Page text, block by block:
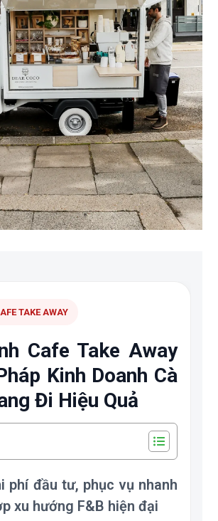
TAKE AWAY
Cafe Take Away
Kinh Doanh Cà
Đi Hiệu Quả
phí đầu tư, phục vụ nhanh
xu hướng F&B hiện đại